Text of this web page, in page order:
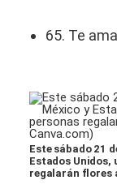
65. Te
Este sábado 21
Estados Unidos,
regalarán flores